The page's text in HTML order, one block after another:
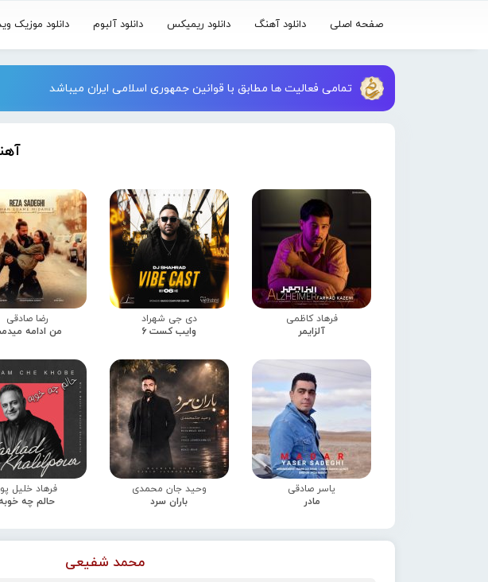
صفحه اصلی دانلود آهنگ دانلود ریمیکس دانلود آلبوم دانلود موزیک
تمامی فعالیت ها مطابق با قوانین جمهوری اسلامی ایران میباشد
فرهاد کاظمی
آلزایمر
دی جی شهراد
وایب کست 6
رضا صادقی
من ادامه
یاسر صادقی
مادر
وحید جان محمدی
باران سرد
فرهاد خلیل
حالم چه
محمد شفیعی